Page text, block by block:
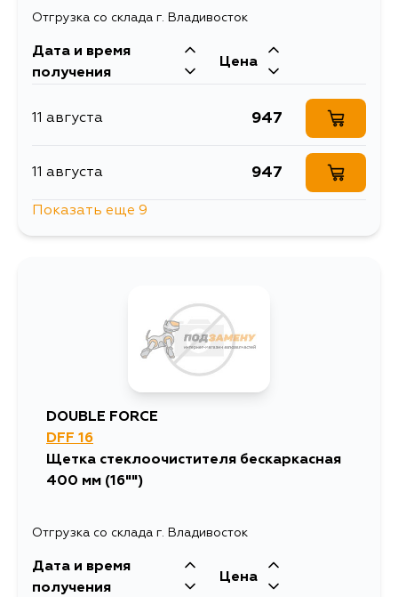
Отгрузка со склада г. Владивосток
Дата и время
получения
Цена
11 августа 947
11 августа 947
947
1651
16 августа
Показать еще 9
DOUBLE FORCE
DFF 16
Щетка стеклоочистителя бескаркасная
400 мм (16"")
Отгрузка со склада г. Владивосток
Дата и время
получения
Цена